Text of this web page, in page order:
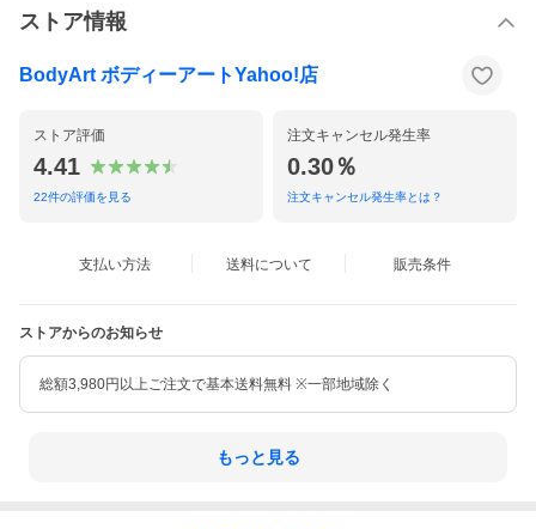
ストア情報
BodyArt ボディーアートYahoo!店
ストア評価
4.41
22件の評価を見る
注文キャンセル発生率
0.30％
注文キャンセル発生率とは？
支払い方法 送料について 販売条件
ストアからのお知らせ
総額3,980円以上ご注文で基本送料無料 ※一部地域除く
もっと見る